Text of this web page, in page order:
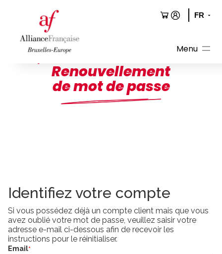
contenu
Renouvellement
de mot de passe
Identifiez votre compte
Si vous possédez déjà un compte client mais que vous
avez oublié votre mot de passe, veuillez saisir votre
adresse e-mail ci-dessous afin de recevoir les
instructions pour le réinitialiser.
Email